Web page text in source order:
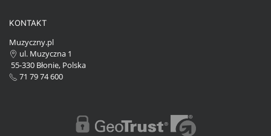
KONTAKT
Muzyczny.pl
ul. Muzyczna 1
55-330 Błonie, Polska
71 79 74 600